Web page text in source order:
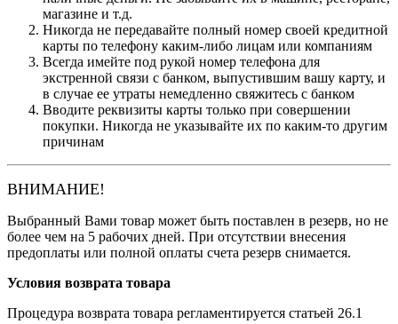
магазине и т.д.
Никогда не передавайте полный номер своей кредитной
карты по телефону каким-либо лицам или компаниям
Всегда имейте под рукой номер телефона для
экстренной связи с банком, выпустившим вашу карту, и
в случае ее утраты немедленно свяжитесь с банком
Вводите реквизиты карты только при совершении
покупки. Никогда не указывайте их по каким-то другим
причинам
ВНИМАНИЕ!
Выбранный Вами товар может быть поставлен в резерв, но не
более чем на 5 рабочих дней. При отсутствии внесения
предоплаты или полной оплаты счета резерв снимается.
Условия возврата товара
Процедура возврата товара регламентируется статьей 26.1